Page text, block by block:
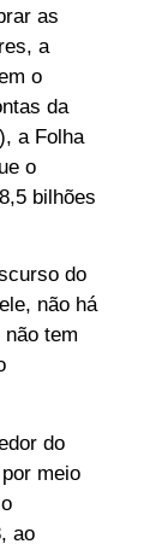
as
a
o
da
a Folha
o
bilhões
do
não há
tem
do
meio
ao